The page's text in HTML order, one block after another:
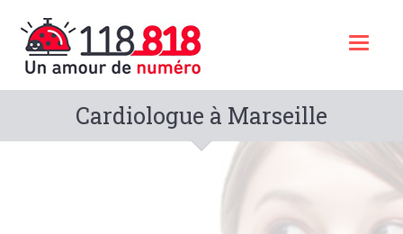
Cardiologue à Marseille